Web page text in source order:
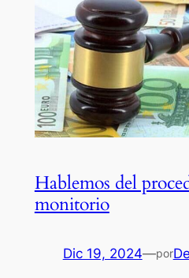
Hablemos del
monitorio
Dic 19, 2024—por